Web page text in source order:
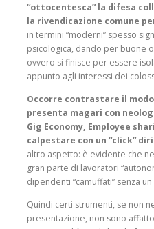
“ottocentesca” la difesa
la rivendicazione comune
in termini “moderni” spesso
psicologica, dando per buone
ovvero si finisce per essere
appunto agli interessi dei
Occorre contrastare il
presenta magari con
Gig Economy, Employee
calpestare con un “click”
altro aspetto: è evidente che
gran parte di lavoratori
dipendenti “camuffati” senza
Quindi certi strumenti, se non
presentazione, non sono